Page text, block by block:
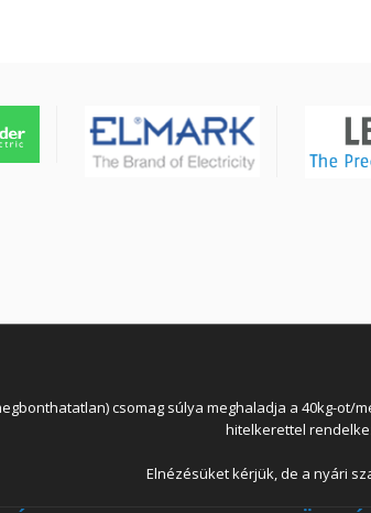
csomag súlya meghaladja a 40kg-
hitelkerettel
Elnézésüket kérjük, de a nyári